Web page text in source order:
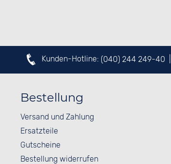
Kunden-Hotline: (040) 244 249-40
Bestellung
Versand und Zahlung
Ersatzteile
Gutscheine
Bestellung widerrufen